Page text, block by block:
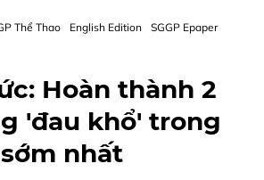
Thể Thao English Edition SGGP Epaper
Hoàn thành 2
'đau khổ' trong
nhất